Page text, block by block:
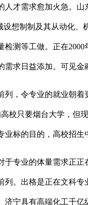
需求愈加火急。山
想制制及其从动化
测等工做。正在
求日益添加。可见
令专业的就业朝着
校只要烟台大学，但
标的目的，高校招生
业的体量需求正正
列。出格是正在文科
宁具有高端化工千亿